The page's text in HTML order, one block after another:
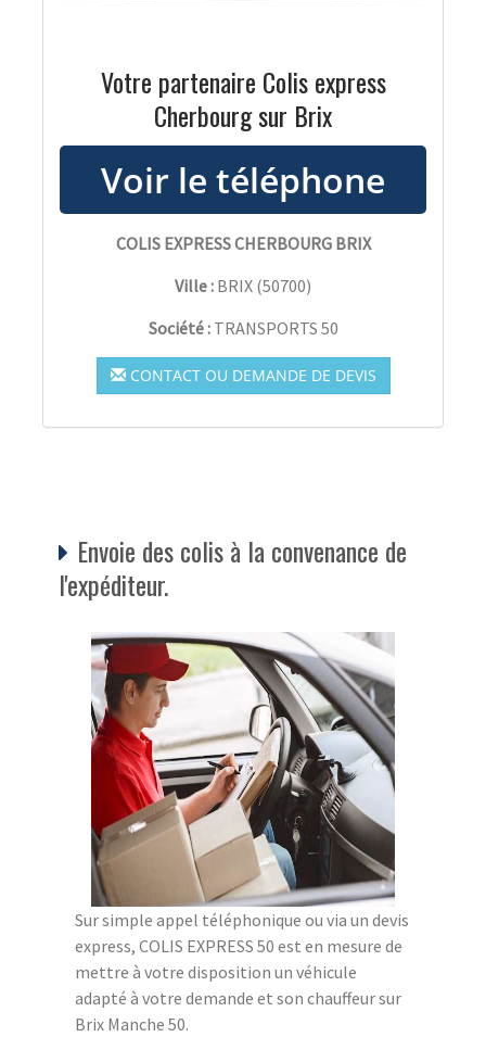
Votre partenaire Colis express
Cherbourg sur Brix
COLIS EXPRESS CHERBOURG BRIX
Ville : BRIX (50700)
Société : TRANSPORTS 50
CONTACT OU DEMANDE DE DEVIS
Envoie des colis à la convenance de
l'expéditeur.
Sur simple appel téléphonique ou via un devis
express, COLIS EXPRESS 50 est en mesure de
mettre à votre disposition un véhicule
adapté à votre demande et son chauffeur sur
Brix Manche 50.